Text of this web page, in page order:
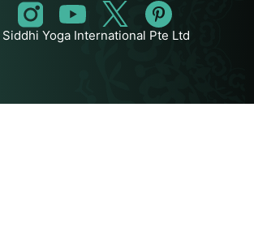
Yoga International Pte Ltd